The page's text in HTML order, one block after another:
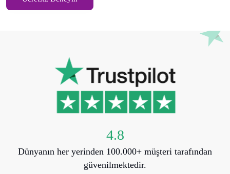
4.8
Dünyanın her yerinden 100.000+ müşteri tarafından
güvenilmektedir.